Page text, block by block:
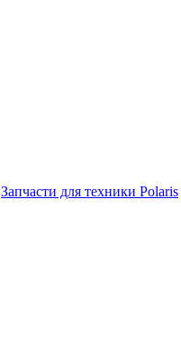
Запчасти для техники Polaris